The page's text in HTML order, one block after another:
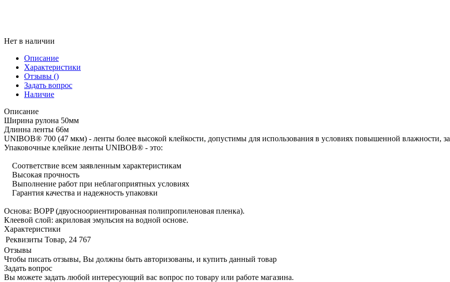
Нет в наличии
Описание
Характеристики
Отзывы ()
Задать вопрос
Наличие
Описание
Ширина рулона 50мм
Длинна ленты 66м
UNIBOB® 700 (47 мкм) - ленты более высокой клейкости, допустимы для использования в условиях повышенной влажности,
Упаковочные клейкие ленты UNIBOB® - это:
Соответствие всем заявленным характеристикам
Высокая прочность
Выполнение работ при неблагоприятных условиях
Гарантия качества и надежность упаковки
Основа: BOPP (двуосноориентированная полипропиленовая пленка).
Клеевой слой: акриловая эмульсия на водной основе.
Характеристики
Реквизиты Товар, 24 767
Отзывы
Чтобы писать отзывы, Вы должны быть авторизованы, и купить данный товар
Задать вопрос
Вы можете задать любой интересующий вас вопрос по товару или работе магазина.